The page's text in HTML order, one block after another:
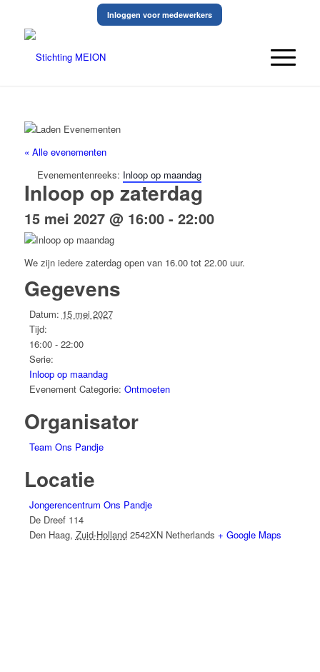
Inloggen voor medewerkers
« Alle evenementen
Evenementenreeks: Inloop op maandag
Inloop op zaterdag
15 mei 2027 @ 16:00- 22:00
We zijn iedere zaterdag open van 16.00 tot 22.00 uur.
Gegevens
Datum: 15 mei 2027
Tijd:
16:00 - 22:00
Serie:
Inloop op maandag
Evenement Categorie: Ontmoeten
Organisator
Team Ons Pandje
Locatie
Jongerencentrum Ons Pandje
De Dreef 114
Den Haag, Zuid-Holland 2542XN Netherlands + Google Maps